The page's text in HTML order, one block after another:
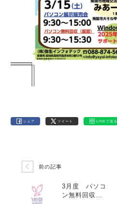
シェア ツイート LINEで送る
前の記事
3月度 パソコ
ン無料回収、